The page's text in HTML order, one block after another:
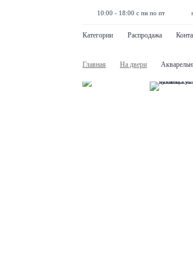
10:00 - 18:00 с пн по пт
Категории Распродажа
Главная На двери